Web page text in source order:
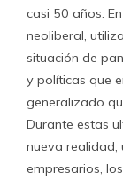
casi 50 años.
neoliberal,
situación de
y políticas que
generalizado
Durante estas
nueva realidad,
empresarios,